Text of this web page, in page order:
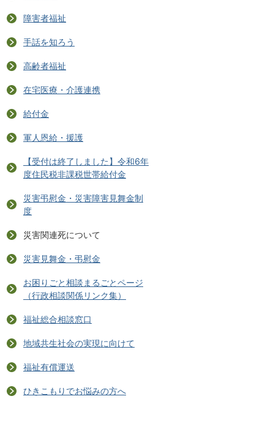
障害者福祉
手話を知ろう
高齢者福祉
在宅医療・介護連携
給付金
軍人恩給・援護
【受付は終了しました】令和6年
度住民税非課税世帯給付金
災害弔慰金・災害障害見舞金制
度
災害関連死について
災害見舞金・弔慰金
お困りごと相談まるごとページ
（行政相談関係リンク集）
福祉総合相談窓口
地域共生社会の実現に向けて
福祉有償運送
ひきこもりでお悩みの方へ